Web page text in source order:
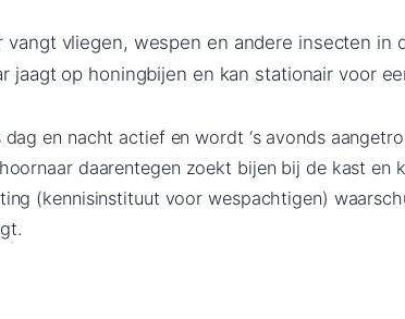
vangt vliegen, wespen en andere insecten in
jaagt op honingbijen en kan stationair voor
dag en nacht actief en wordt ‘s avonds
daarentegen zoekt bijen bij de kast en
(kennisinstituut voor wespachtigen)